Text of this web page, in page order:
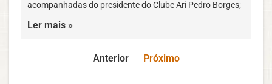
acompanhadas do presidente do Clube Ari Pedro Borges;
Ler mais »
Anterior Próximo